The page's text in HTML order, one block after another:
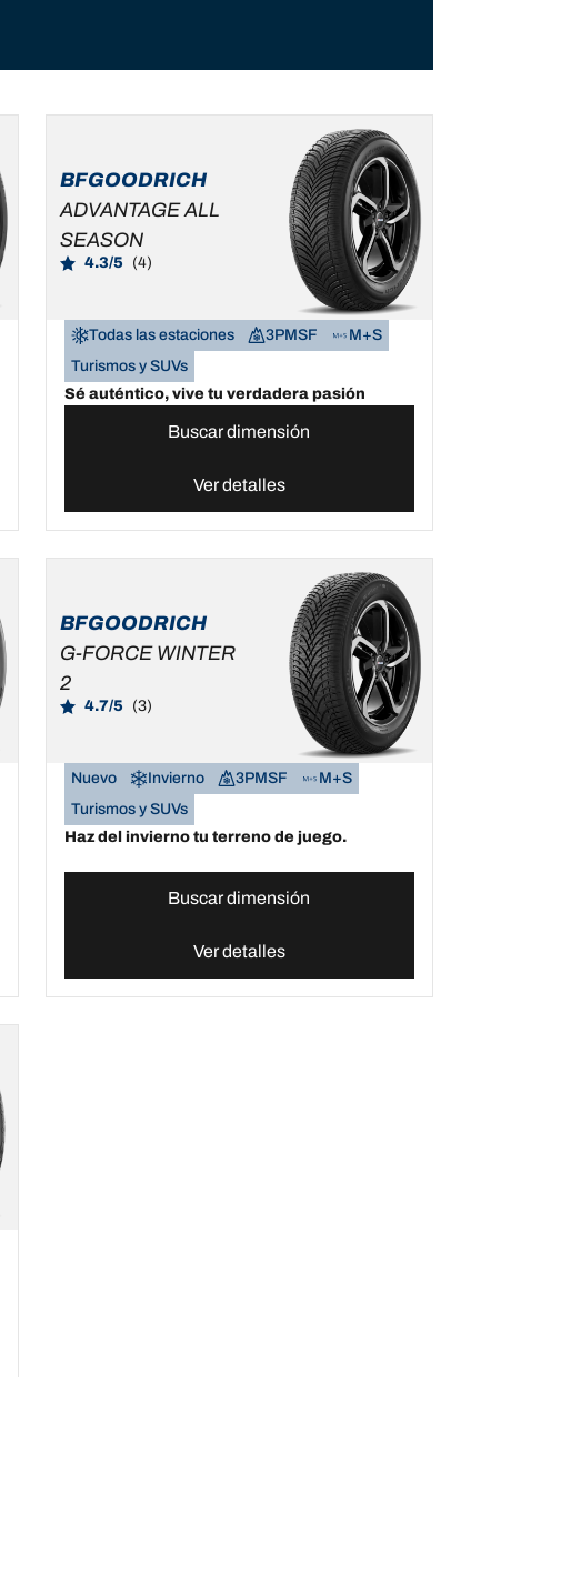
BFGOODRICH
ADVANTAGE ALL
SEASON
4.3/5 (4)
Todas las estaciones 3PMSF
M+S
Turismos y SUVs
Sé auténtico, vive tu verdadera pasión
Buscar dimensión
Ver detalles
BFGOODRICH
G-FORCE WINTER
2
4.7/5 (3)
Nuevo Invierno 3PMSF
M+S
Turismos y SUVs
Haz del invierno tu terreno de juego.
Buscar dimensión
Ver detalles